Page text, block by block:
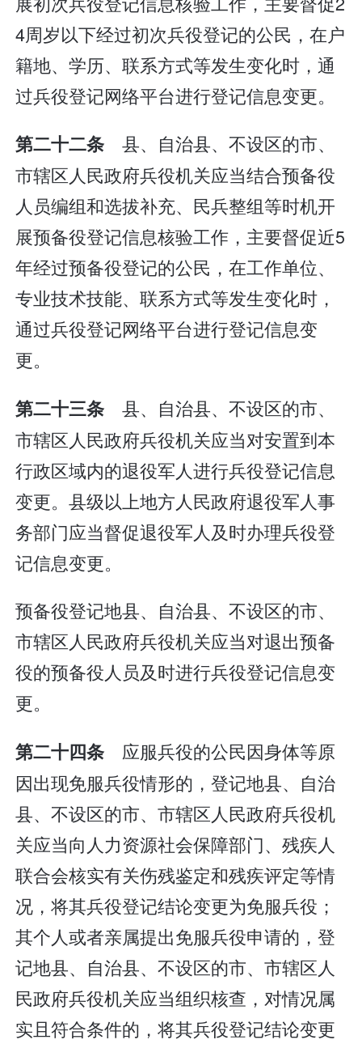
4周岁以下经过初次兵役登记的公民，在户
籍地、学历、联系方式等发生变化时，通
过兵役登记网络平台进行登记信息变更。
第二十二条 县、自治县、不设区的市、
市辖区人民政府兵役机关应当结合预备役
人员编组和选拔补充、民兵整组等时机开
展预备役登记信息核验工作，主要督促近5
年经过预备役登记的公民，在工作单位、
专业技术技能、联系方式等发生变化时，
通过兵役登记网络平台进行登记信息变
更。
第二十三条 县、自治县、不设区的市、
市辖区人民政府兵役机关应当对安置到本
行政区域内的退役军人进行兵役登记信息
变更。县级以上地方人民政府退役军人事
务部门应当督促退役军人及时办理兵役登
记信息变更。
预备役登记地县、自治县、不设区的市、
市辖区人民政府兵役机关应当对退出预备
役的预备役人员及时进行兵役登记信息变
更。
第二十四条 应服兵役的公民因身体等原
因出现免服兵役情形的，登记地县、自治
县、不设区的市、市辖区人民政府兵役机
关应当向人力资源社会保障部门、残疾人
联合会核实有关伤残鉴定和残疾评定等情
况，将其兵役登记结论变更为免服兵役；
其个人或者亲属提出免服兵役申请的，登
记地县、自治县、不设区的市、市辖区人
民政府兵役机关应当组织核查，对情况属
实且符合条件的，将其兵役登记结论变更